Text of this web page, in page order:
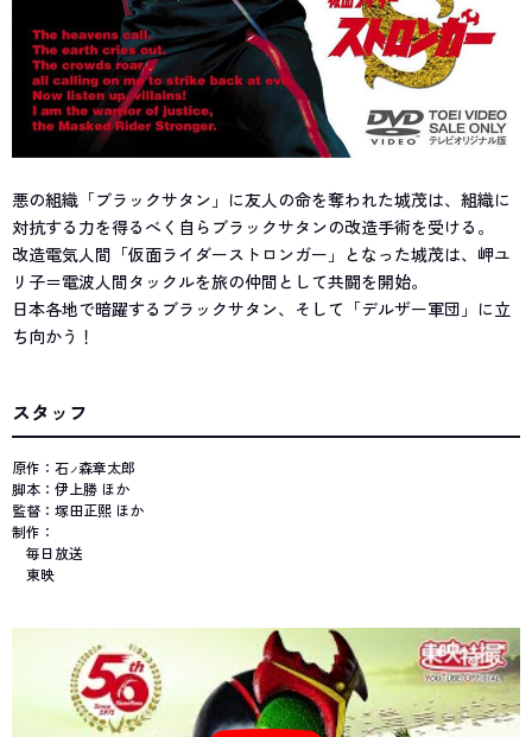
悪の組織「ブラックサタン」に友人の命を奪われた城茂は、組織に
対抗する力を得るべく自らブラックサタンの改造手術を受ける。
改造電気人間「仮面ライダーストロンガー」となった城茂は、岬ユ
リ子＝電波人間タックルを旅の仲間として共闘を開始。
日本各地で暗躍するブラックサタン、そして「デルザー軍団」に立
ち向かう！
スタッフ
原作：石ノ森章太郎
脚本：伊上勝 ほか
監督：塚田正熙 ほか
制作：
毎日放送
東映